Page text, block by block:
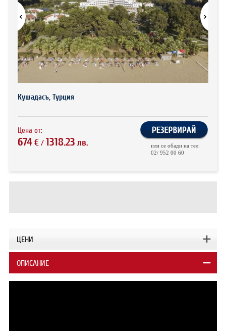
ХОТЕЛИ В АЛБАНИЯ
АВТОБУСИ ПОД НАЕМ
ЗА НАС
КОНТАКТИ
ОБЩИ УСЛОВИЯ ПАКЕТНИ
ПЪТУВАНИЯ
ПОЛИТИКА ЗА ПОВЕРИТЕЛНОСТ
Кушадасъ, Турция
Цена от:
674€/ 1318.23 лв.
или се обади на тел:
02/ 952 00 60
ЦЕНИ
ОПИСАНИЕ